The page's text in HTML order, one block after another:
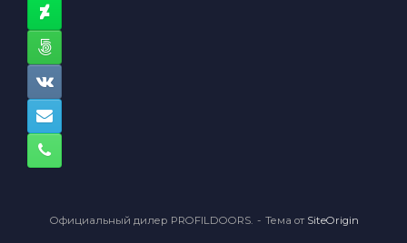
Официальный дилер PROFILDOORS. Тема от SiteOrigin